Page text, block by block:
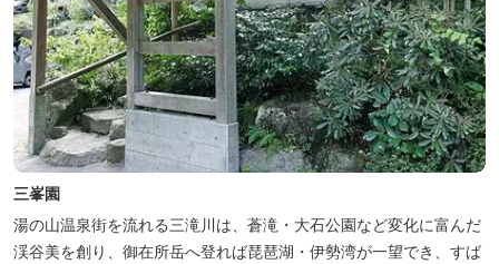
三峯園
湯の山温泉街を流れる三滝川は、蒼滝・大石公園など変化に富んだ
渓谷美を創り、御在所岳へ登れば琵琶湖・伊勢湾が一望でき、すば